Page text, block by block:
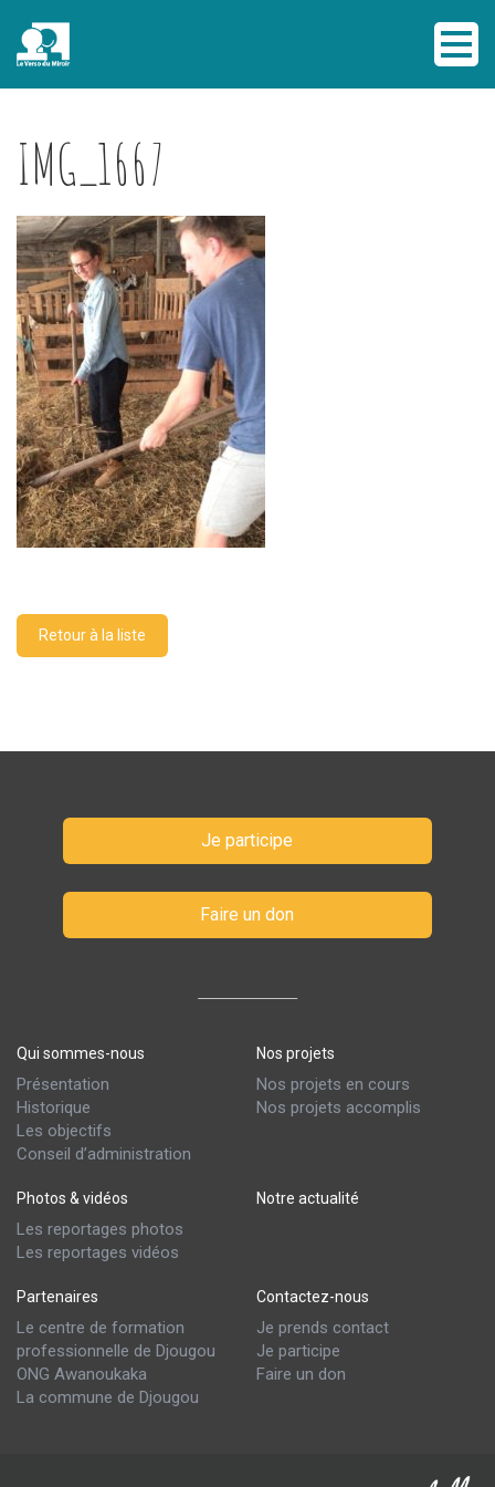
IMG_1667
Retour à la liste
Je participe
Faire un don
Qui sommes-nous
Présentation
Historique
Les objectifs
Conseil d’administration
Nos projets
Nos projets en cours
Nos projets accomplis
Photos & vidéos
Les reportages photos
Les reportages vidéos
Notre actualité
Partenaires
Le centre de formation
professionnelle de Djougou
ONG Awanoukaka
La commune de Djougou
Contactez-nous
Je prends contact
Je participe
Faire un don